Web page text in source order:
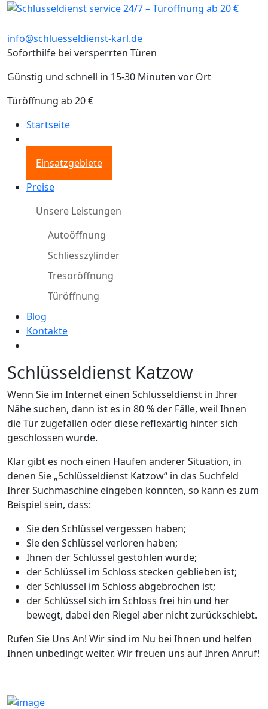
info@schluesseldienst-karl.de
Soforthilfe bei versperrten Türen
Günstig und schnell in 15-30 Minuten vor Ort
Türöffnung ab 20 €
Startseite
Einsatzgebiete
Preise
Unsere Leistungen
Autoöffnung
Schliesszylinder
Tresoröffnung
Türöffnung
Blog
Kontakte
Schlüsseldienst Katzow
Wenn Sie im Internet einen Schlüsseldienst in Ihrer
Nähe suchen, dann ist es in 80 % der Fälle, weil Ihnen
die Tür zugefallen oder diese reflexartig hinter sich
geschlossen wurde.
Klar gibt es noch einen Haufen anderer Situation, in
denen Sie „Schlüsseldienst Katzow“ in das Suchfeld
Ihrer Suchmaschine eingeben könnten, so kann es zum
Beispiel sein, dass:
Sie den Schlüssel vergessen haben;
Sie den Schlüssel verloren haben;
Ihnen der Schlüssel gestohlen wurde;
der Schlüssel im Schloss stecken geblieben ist;
der Schlüssel im Schloss abgebrochen ist;
der Schlüssel sich im Schloss frei hin und her
bewegt, dabei den Riegel aber nicht zurückschiebt.
Rufen Sie Uns An! Wir sind im Nu bei Ihnen und helfen
Ihnen unbedingt weiter. Wir freuen uns auf Ihren Anruf!